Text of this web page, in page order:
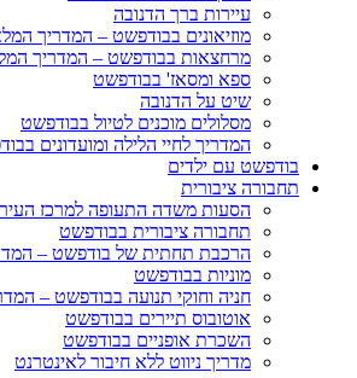
עיירות ברך הדנובה
מוזיאונים בבודפשט – המדריך
מרחצאות בבודפשט – המדריך
ספא ומסאז' בבודפשט
שיט על הדנובה
מסלולים מוכנים לטיול בבודפשט
המדריך לחיי הלילה ומועדונים
בודפשט עם ילדים
תחבורה ציבורית
הסעות משדה התעופה למרכז
תחבורה ציבורית בבודפשט
הרכבת תחתית של בודפשט –
מוניות בבודפשט
חניה וחוקי תנועה בבודפשט –
אוטובוס תיירים בבודפשט
השכרת אופניים בבודפשט
מדריך ניווט ללא חיבור לאינטרנט